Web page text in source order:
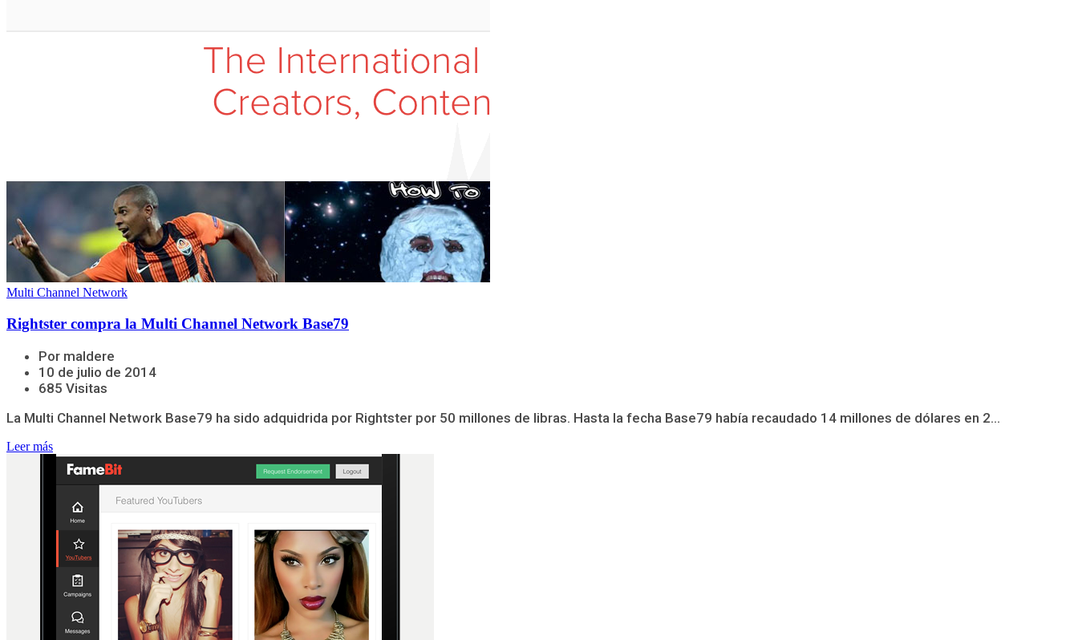
Multi Channel Network
Rightster compra la Multi Channel Network Base79
Por maldere
10 de julio de 2014
685 Visitas
La Multi Channel Network Base79 ha sido adquidrida por Rightster por 50 millones de libras. Hasta la fecha Base79 había recaudado 14 millones de dólares en 2...
Leer más